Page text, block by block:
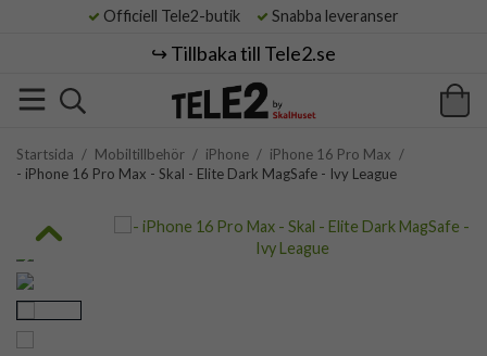
Officiell Tele2-butik Snabba leveranser
↪️ Tillbaka till Tele2.se
Startsida / Mobiltillbehör / iPhone / iPhone 16 Pro Max /
- iPhone 16 Pro Max - Skal - Elite Dark MagSafe - Ivy League